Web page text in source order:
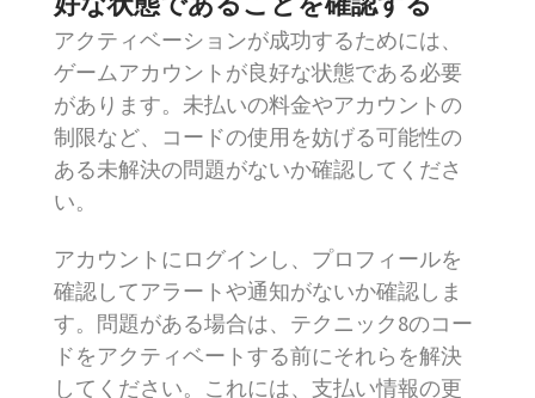
アクティベーションが成功するためには、
ゲームアカウントが良好な状態である必要
があります。未払いの料金やアカウントの
制限など、コードの使用を妨げる可能性の
ある未解決の問題がないか確認してくださ
い。
アカウントにログインし、プロフィールを
確認してアラートや通知がないか確認しま
す。問題がある場合は、テクニック8のコー
ドをアクティベートする前にそれらを解決
してください。これには、支払い情報の更